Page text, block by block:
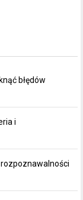
błędów
i